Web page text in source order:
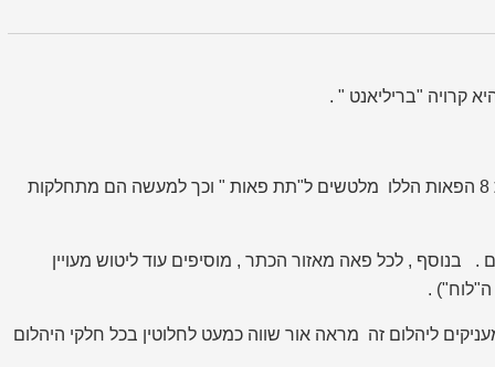
קרויה "בריליאנט " .
") ; את 8 הפאות הללו מלטשים ל"תת פאות " וכך למעשה הם מתחלקות
לאזור המשווני של היהלום . בנוסף , לכל פאה מאזור הכתר , מוסיפים עוד ליטוש מעויין
ליהלום זה מראה אור שווה כמעט לחלוטין בכל חלקי היהלום